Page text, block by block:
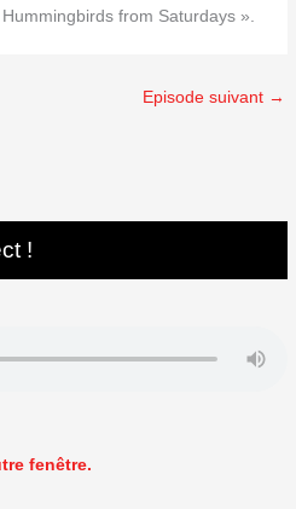
from Saturdays ».
Episode suivant →
!
fenêtre.